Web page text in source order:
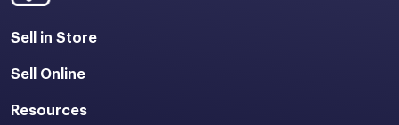
Sell in Store
Sell Online
Resources